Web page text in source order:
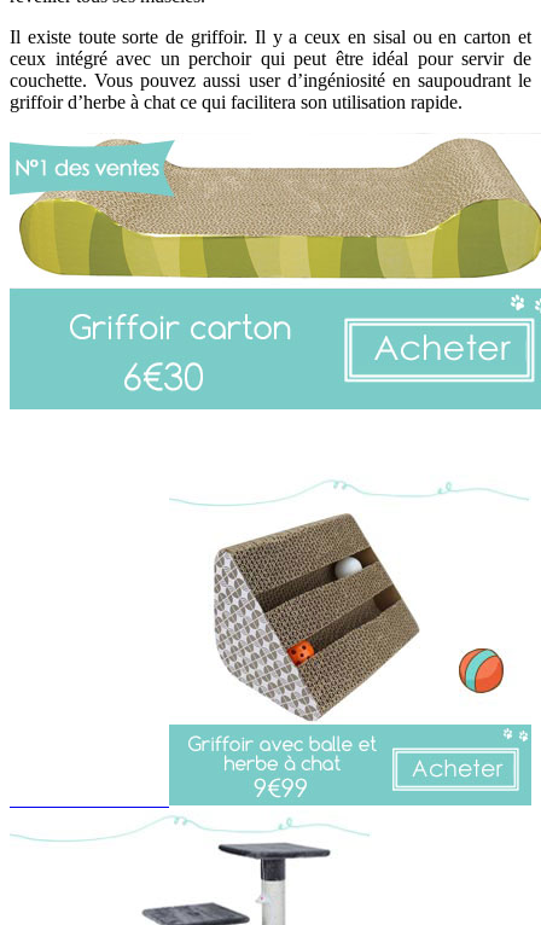
Il existe toute sorte de griffoir. Il y a ceux en sisal ou en carton et
ceux intégré avec un perchoir qui peut être idéal pour servir de
couchette. Vous pouvez aussi user d’ingéniosité en saupoudrant le
griffoir d’herbe à chat ce qui facilitera son utilisation rapide.